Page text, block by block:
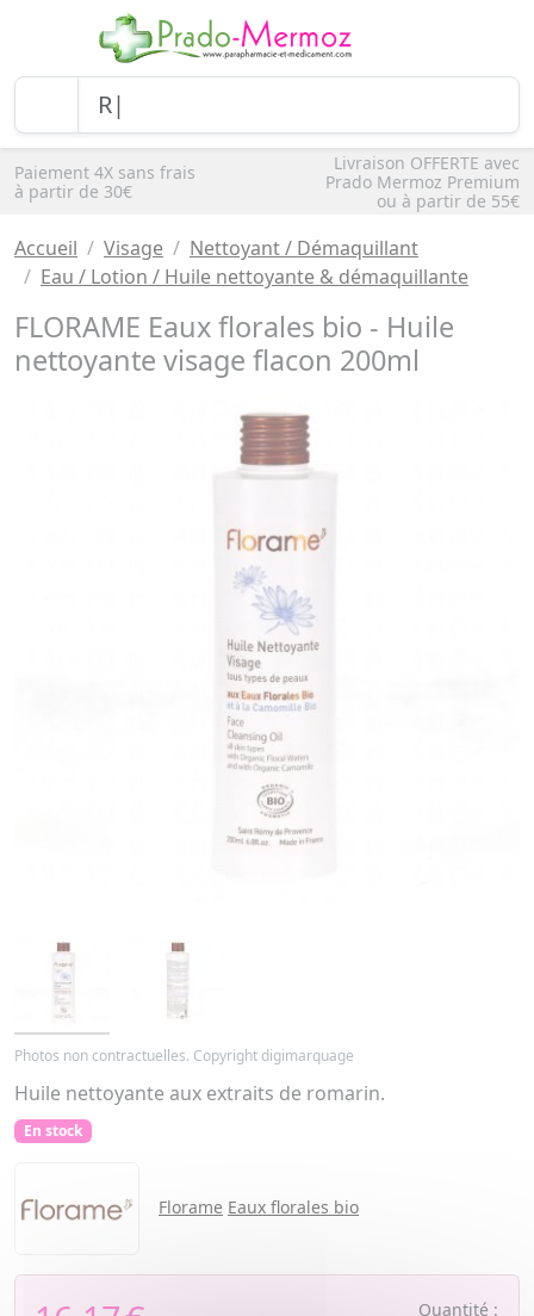
Paiement 4X sans frais
à partir de 30€
Livraison OFFERTE avec
Prado Mermoz Premium
ou à partir de 55€
Accueil Visage
Nettoyant / Démaquillant
Eau / Lotion / Huile nettoyante & démaquillante
FLORAME Eaux florales bio - Huile
nettoyante visage flacon 200ml
Photos non contractuelles. Copyright digimarquage
Huile nettoyante aux extraits de romarin.
En stock
Florame Eaux florales bio
Quantité :